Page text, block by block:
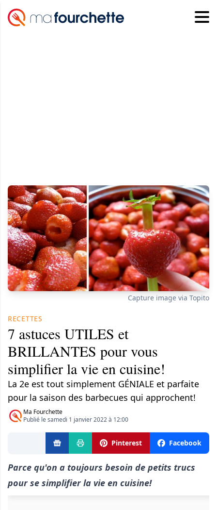
Capture image via Topito
RECETTES
7 astuces UTILES et
BRILLANTES pour vous
simplifier la vie en cuisine!
La 2e est tout simplement GÉNIALE et parfaite
pour la saison des barbecues qui approchent!
Ma Fourchette
Publié le samedi 1 janvier 2022 à 12:00
Pinterest Facebook
Parce qu'on a toujours besoin de petits trucs
pour se simplifier la vie en cuisine!